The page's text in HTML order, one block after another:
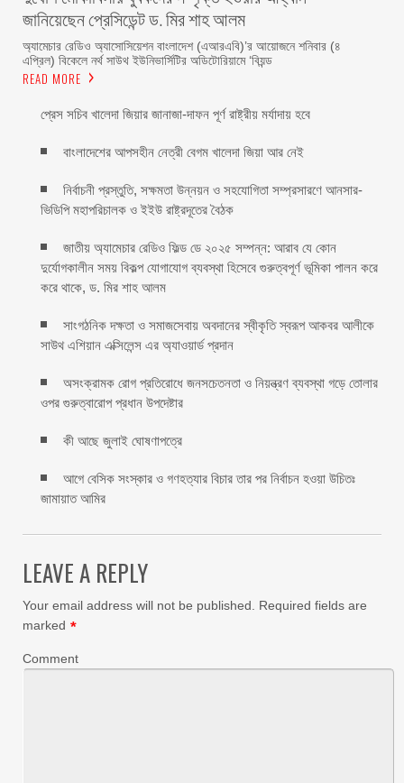
জানিয়েছেন প্রেসিডেন্ট ড. মির শাহ আলম ‎ ‎
অ্যামেচার রেডিও অ্যাসোসিয়েশন বাংলাদেশ (এআরএবি)’র আয়োজনে শনিবার (৪
এপ্রিল) বিকেলে নর্থ সাউথ ইউনিভার্সিটির অডিটোরিয়ামে ‘বিয়ন্ড
READ MORE
প্রেস সচিব খালেদা জিয়ার জানাজা-দাফন পূর্ণ রাষ্ট্রীয় মর্যাদায় হবে
বাংলাদেশের আপসহীন নেত্রী বেগম খালেদা জিয়া আর নেই
নির্বাচনী প্রস্তুতি, সক্ষমতা উন্নয়ন ও সহযোগিতা সম্প্রসারণে আনসার-
ভিডিপি মহাপরিচালক ও ইইউ রাষ্ট্রদূতের বৈঠক
জাতীয় অ্যামেচার রেডিও ফিল্ড ডে ২০২৫ সম্পন্ন: আরাব যে কোন
দুর্যোগকালীন সময় বিকল্প যোগাযোগ ব্যবস্থা হিসেবে গুরুত্বপূর্ণ ভূমিকা পালন করে
করে থাকে, ড. মির শাহ আলম
সাংগঠনিক দক্ষতা ও সমাজসেবায় অবদানের স্বীকৃতি স্বরূপ আকবর আলীকে
সাউথ এশিয়ান এক্সিলেন্স এর অ্যাওয়ার্ড প্রদান
অসংক্রামক রোগ প্রতিরোধে জনসচেতনতা ও নিয়ন্ত্রণ ব্যবস্থা গড়ে তোলার
ওপর গুরুত্বারোপ প্রধান উপদেষ্টার
কী আছে জুলাই ঘোষণাপত্রে
আগে বেসিক সংস্কার ও গণহত্যার বিচার তার পর নির্বাচন হওয়া উচিতঃ
জামায়াত আমির
LEAVE A REPLY
Your email address will not be published.
Required fields are
marked *
Comment